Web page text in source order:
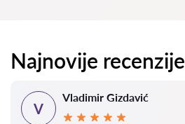
Najnovije recenzije
V
Vladimir Gizdavić